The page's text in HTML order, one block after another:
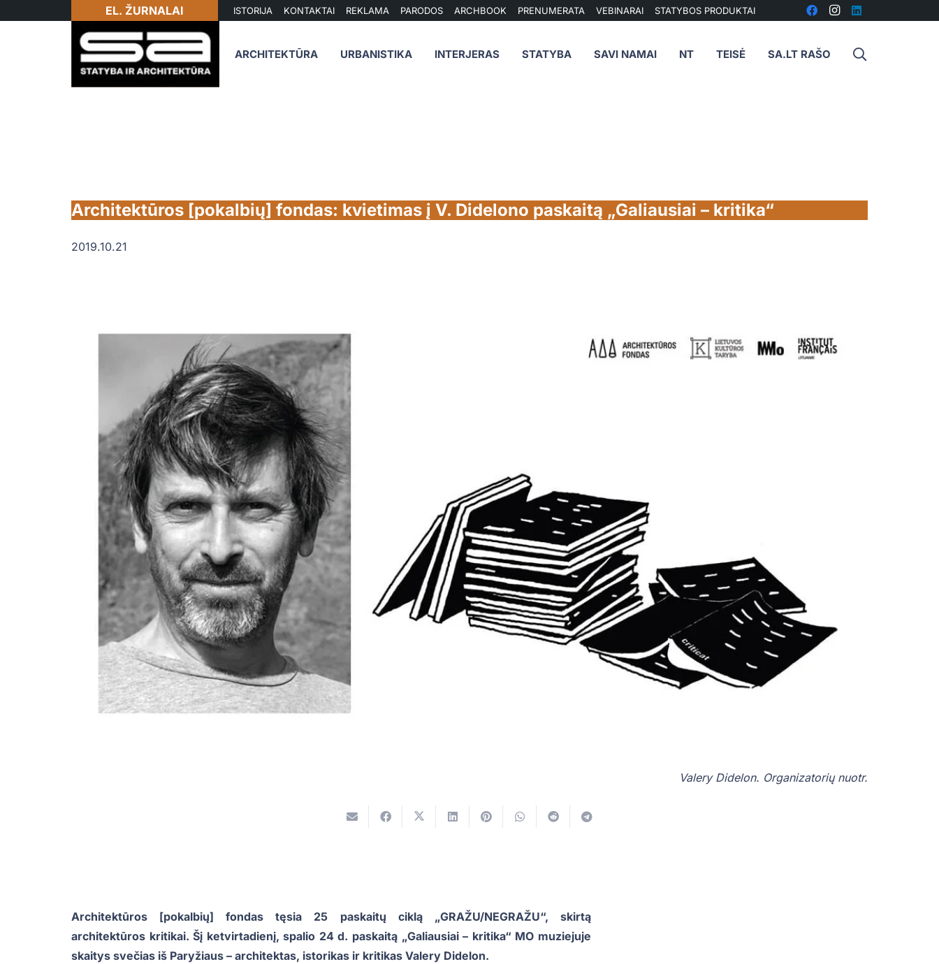
EL. ŽURNALAI ISTORIJA KONTAKTAI REKLAMA PARODOS ARCHBOOK PRENUMERATA VEBINARAI STATYBOS PRODUKTAI
ARCHITEKTŪRA URBANISTIKA INTERJERAS STATYBA SAVI NAMAI NT TEISĖ SA.LT RAŠO
Architektūros [pokalbių] fondas: kvietimas į V. Didelono paskaitą „Galiausiai – kritika“
2019.10.21
Valery Didelon. Organizatorių nuotr.
Architektūros [pokalbių] fondas tęsia 25 paskaitų ciklą „GRAŽU/NEGRAŽU“, skirtą
architektūros kritikai. Šį ketvirtadienį, spalio 24 d. paskaitą „Galiausiai – kritika“ MO muziejuje
skaitys svečias iš Paryžiaus – architektas, istorikas ir kritikas Valery Didelon.